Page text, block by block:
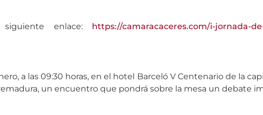
enlace: https://camaracaceres.com/i-jornada-
a las 09:30 horas, en el hotel Barceló V Centenario de la
un encuentro que pondrá sobre la mesa un debate